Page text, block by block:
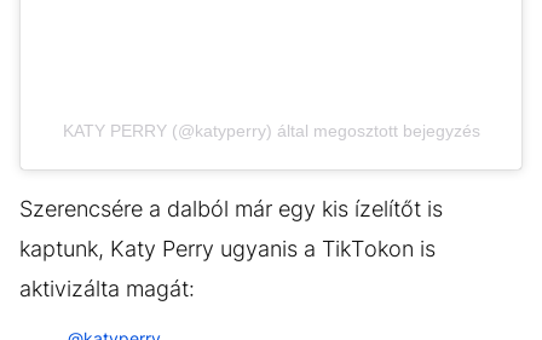
KATY PERRY (@katyperry) által megosztott bejegyzés
Szerencsére a dalból már egy kis ízelítőt is
kaptunk, Katy Perry ugyanis a TikTokon is
aktivizálta magát: